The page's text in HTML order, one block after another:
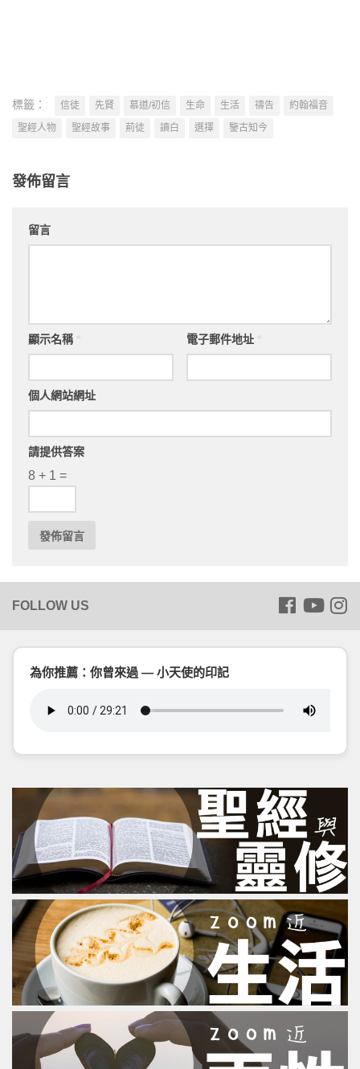
標籤： 信徒 先賢 慕道/初信 生命 生活 禱告
約翰福音
聖經人物
聖經故事 荊徒 讀白 選擇 鑒古知今
發佈留言
留言
顯示名稱 電子郵件地址
個人網站網址
請提供答案
8 + 1 =
為你推薦：你曾來過 — 小天使的印記